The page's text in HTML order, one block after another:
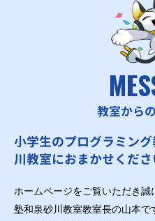
教室から
小学生のプログラミン
川教室におまかせくださ
ホームページをご覧いただき
塾和泉砂川教室教室長の山本